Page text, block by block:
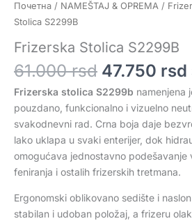
Почетна / NAMEŠTAJ & OPREMA /
Stolica S2299B
Frizerska Stolica S2299B
61.000rsd 47.750 rsd
Frizerska stolica S2299b namenjena
pouzdano, funkcionalno i vizuelno
svakodnevni rad. Crna boja daje
lako uklapa u svaki enterijer, dok
omogućava jednostavno podešavanje
feniranja i ostalih frizerskih tretmana.
Ergonomski oblikovano sedište i
stabilan i udoban položaj, a frizeru